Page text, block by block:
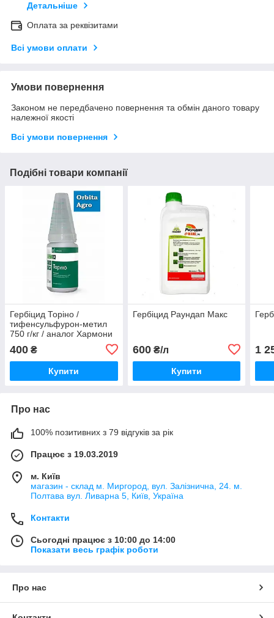
Детальніше
Оплата за реквізитами
Всі умови оплати
Умови повернення
Законом не передбачено повернення та обмін даного товару
належної якості
Всі умови повернення
Подібні товари компанії
Гербіцид Торіно /
тифенсульфурон-метил
750 г/кг / аналог Хармони
Альфа Маис / на колосові,
кукурудзу, сою, лен
400 ₴
Купити
Гербіцид Раундап Макс
600₴/л
Купити
1
Про нас
100% позитивних з 79 відгуків за рік
Працює з 19.03.2019
м. Київ
магазин - склад м. Миргород, вул. Залізнична, 24. м.
Полтава вул. Ливарна 5, Київ, Україна
Контакти
Сьогодні працює з 10:00 до 14:00
Показати весь графік роботи
Про нас